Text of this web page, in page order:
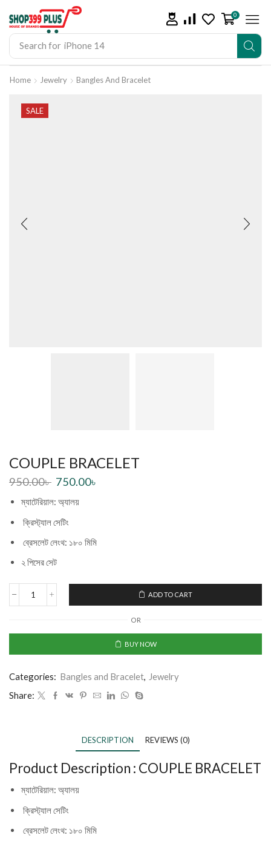
Search for iPhone 14
0
Home Jewelry Bangles And Bracelet
SALE
COUPLE BRACELET
950.00৳ 750.00৳
ম্যাটেরিয়াল: অ্যালয়
ক্রিস্ট্যাল সেটিং
ব্রেসলেট লেংথ: ১৮০ মিমি
২ পিসের সেট
ADD TO CART
OR
BUY NOW
Categories: Bangles and Bracelet, Jewelry
Share:
DESCRIPTION REVIEWS (0)
Product Description : COUPLE BRACELET
ম্যাটেরিয়াল: অ্যালয়
ক্রিস্ট্যাল সেটিং
ব্রেসলেট লেংথ: ১৮০ মিমি